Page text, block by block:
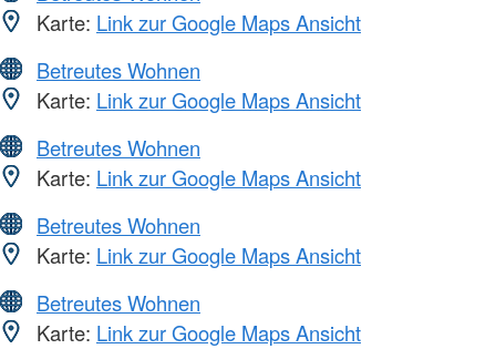
Karte: Link zur Google Maps Ansicht
Betreutes Wohnen
Karte: Link zur Google Maps Ansicht
Betreutes Wohnen
Karte: Link zur Google Maps Ansicht
Betreutes Wohnen
Karte: Link zur Google Maps Ansicht
Betreutes Wohnen
Karte: Link zur Google Maps Ansicht